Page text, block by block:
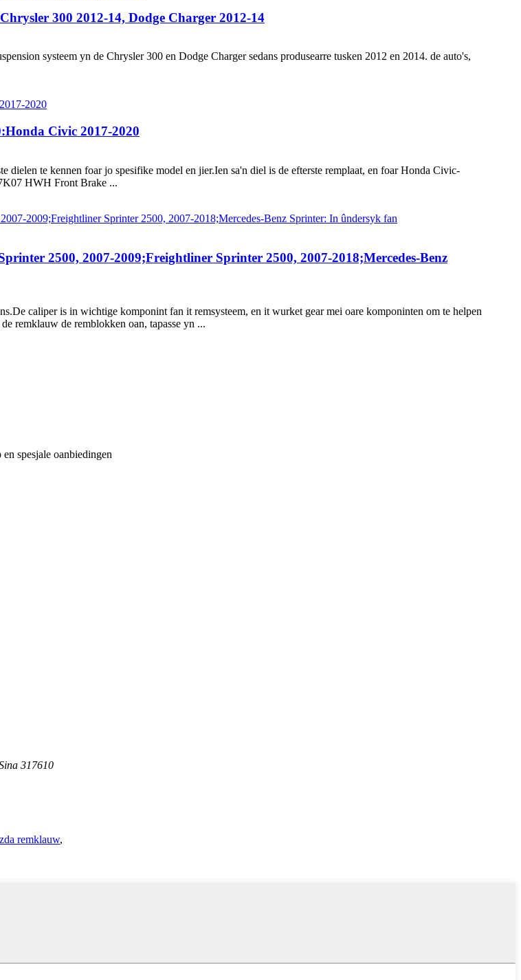
300 2012-14, Dodge Charger 2012-14
systeem yn de Chrysler 300 en Dodge Charger sedans produsearre tusken 2012 en 2014. de auto's,
Civic 2017-2020
dielen te kennen foar jo spesifike model en jier.Ien sa'n diel is de efterste remplaat, en foar Honda Civic-
HWH Front Brake ...
2500, 2007-2009;Freightliner Sprinter 2500, 2007-2018;Mercedes-Benz
caliper is in wichtige komponint fan it remsysteem, en it wurket gear mei oare komponinten om te helpen
remklauw de remblokken oan, tapasse yn ...
spesjale oanbiedingen
317610
remklauw,